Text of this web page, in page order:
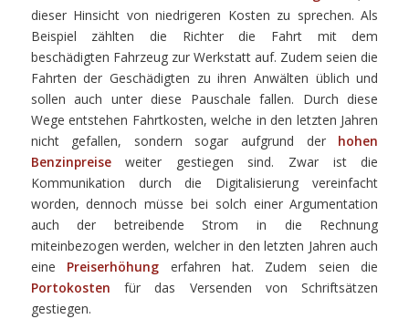
dieser Hinsicht von niedrigeren Kosten zu sprechen. Als
Beispiel zählten die Richter die Fahrt mit dem
beschädigten Fahrzeug zur Werkstatt auf. Zudem seien die
Fahrten der Geschädigten zu ihren Anwälten üblich und
sollen auch unter diese Pauschale fallen. Durch diese
Wege entstehen Fahrtkosten, welche in den letzten Jahren
nicht gefallen, sondern sogar aufgrund der hohen
Benzinpreiseweiter gestiegen sind. Zwar ist die
Kommunikation durch die Digitalisierung vereinfacht
worden, dennoch müsse bei solch einer Argumentation
auch der betreibende Strom in die Rechnung
miteinbezogen werden, welcher in den letzten Jahren auch
eine Preiserhöhung erfahren hat. Zudem seien die
Portokosten für das Versenden von Schriftsätzen
gestiegen.